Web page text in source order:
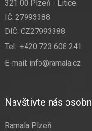
321 00 Plzeň - Litice
IČ: 27993388
DIČ: CZ27993388
Tel.: +420 723 608 241
E-mail: info@ramala.cz
Navštivte nás
Ramala Plzeň